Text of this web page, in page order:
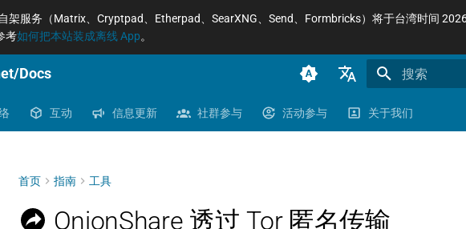
架服务（Matrix、Cryptpad、Etherpad、SearXNG、Send、Formbricks）将于台湾时间
考如何把本站装成离线 App。
Docs
臺灣正體（zh-TW）
互动 信息更新 社群参与 活动参与 关于我们
首页 指南 工具
OnionShare 透过 Tor 匿名传输